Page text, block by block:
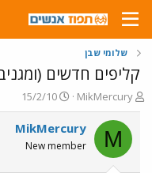
שלומי שבן
קליפים חדשים
פ
ו
ת
ח
ה
MikMercury
פ
ו
ר
ם
15/2/10
M
MikMercury
New member